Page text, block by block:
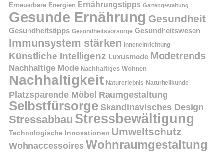
Erneuerbare Energien Ernährungstipps Gartengestaltung
Gesunde Ernährung Gesundheit
Gesundheitstipps Gesundheitsvorsorge Gesundheitswesen
Immunsystem stärken Inneneinrichtung
Künstliche Intelligenz Luxusmode Modetrends
Nachhaltige Mode Nachhaltiges Wohnen
Nachhaltigkeit Naturerlebnis Naturheilkunde
Platzsparende Möbel Raumgestaltung
Selbstfürsorge Skandinavisches Design
Stressabbau Stressbewältigung
Technologische Innovationen Umweltschutz
Wohnaccessoires Wohnraumgestaltung